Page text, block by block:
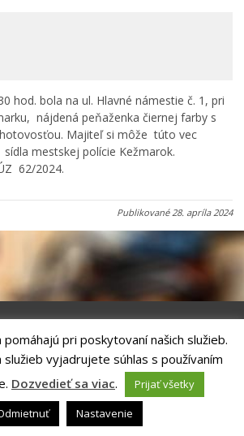
a pozemky
hod. bola na ul. Hlavné námestie č. 1, pri
nájdená peňaženka čiernej farby s
Majiteľ si môže túto vec
mestskej polície Kežmarok.
62/2024.
Publikované28. apríla 2024
CITY
| Technický prevádzkovateľ – MVI
Mesto Kežmarok, Hlavné námestie, 060 01
,|Vyhlásenie o prístupnosti
pri poskytovaní našich služieb.
služieb vyjadrujete súhlas s používaním
Dozvedieť sa viac.
Prijať všetky
Nastavenie